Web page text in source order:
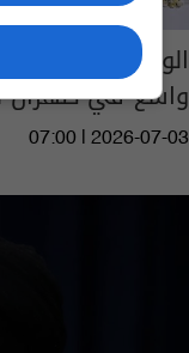
الوفد العراقي
واسع في طهران
07:00 | 2026-07-03